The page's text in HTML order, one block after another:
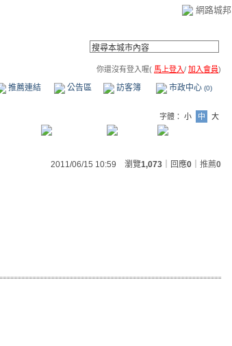
網路城邦
你還沒有登入喔( 馬上登入/ 加入會員)
推薦連結 公告區 訪客簿 市政中心 (0)
字體： 小 中 大
2011/06/15 10:59 瀏覽1,073 ｜回應0 推薦0